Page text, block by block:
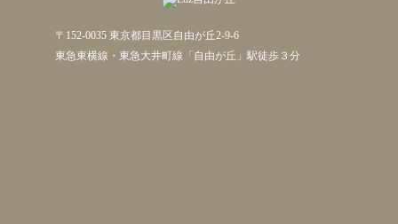
〒152-0035 東京都目黒区自由が丘2-9-6
東急東横線・東急大井町線「自由が丘」駅徒歩３分